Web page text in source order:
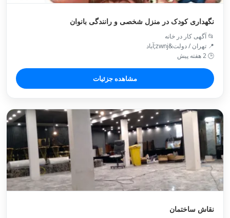
نگهداری کودک در منزل شخصی و رانندگی بانوان
📂 آگهی کار در خانه
📍 تهران / دولت&zwnj;آباد
🕒 2 هفته پیش
مشاهده جزئیات
نقاش ساختمان